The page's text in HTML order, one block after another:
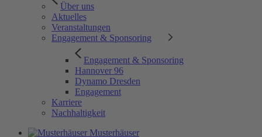
Über uns
Aktuelles
Veranstaltungen
Engagement & Sponsoring
Engagement & Sponsoring
Hannover 96
Dynamo Dresden
Engagement
Karriere
Nachhaltigkeit
Musterhäuser